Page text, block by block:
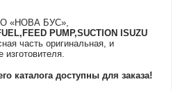
«НОВА БУС»,
PUMP,SUCTION
ISUZU
часть оригинальная, и
изготовителя.
каталога доступны для заказа!